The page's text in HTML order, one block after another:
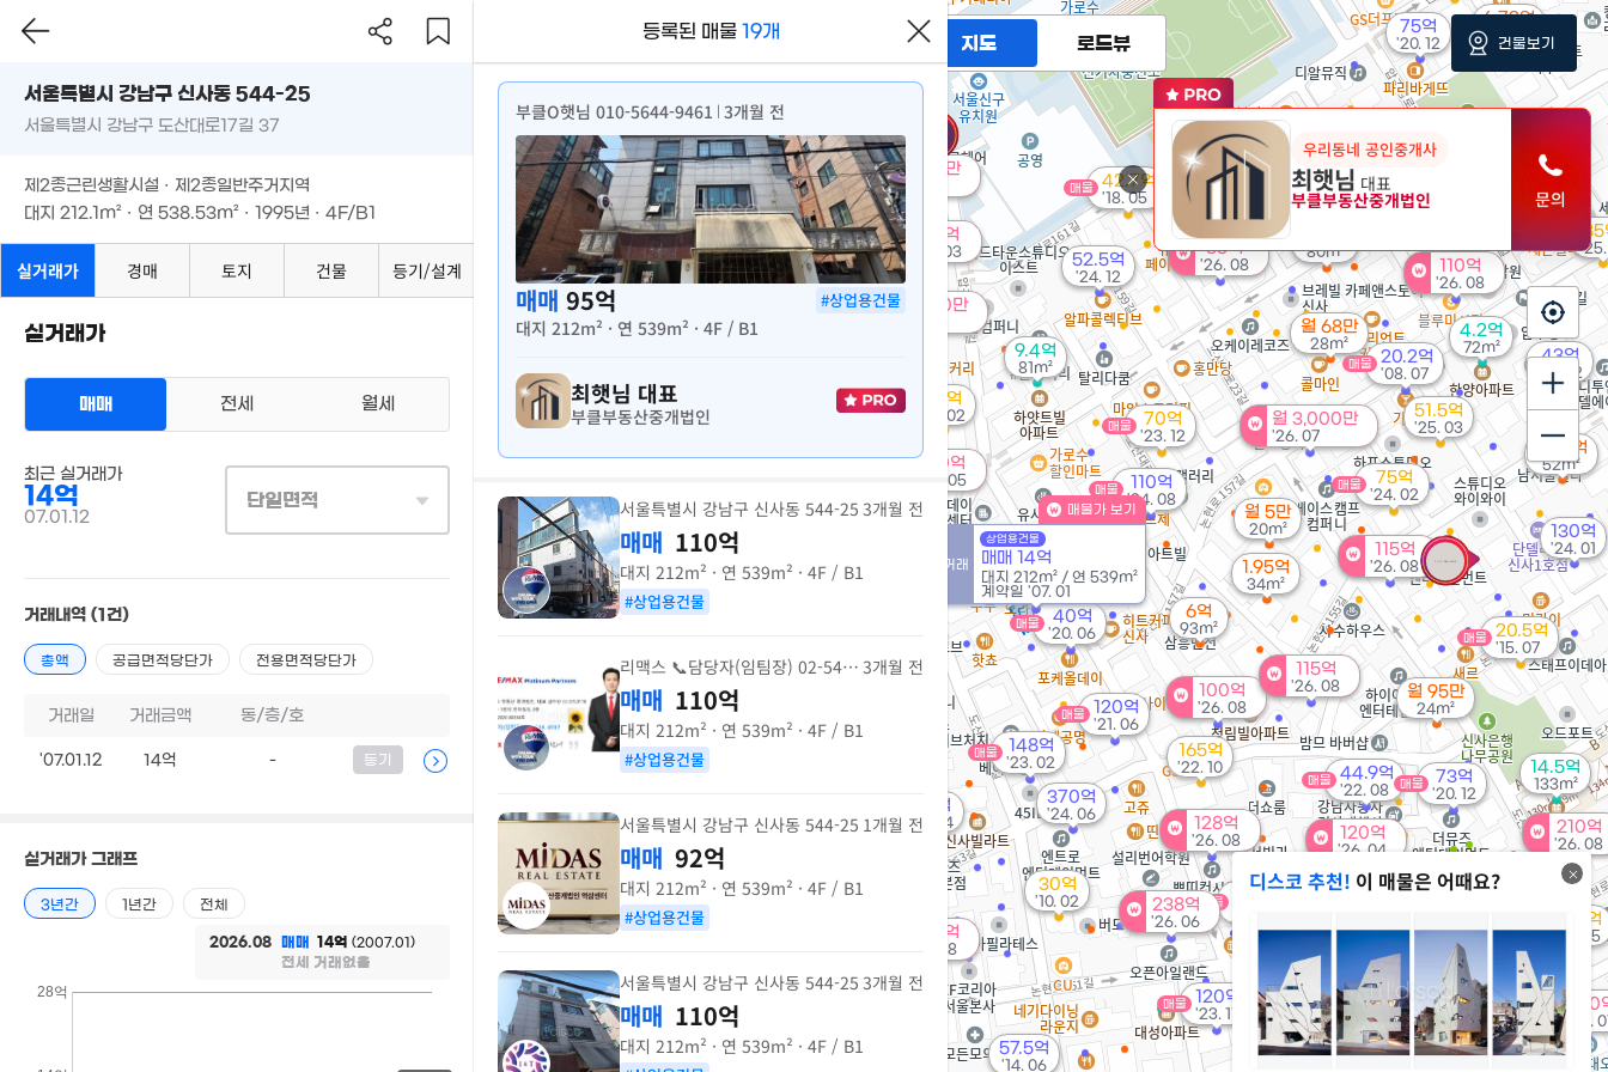
210억
'26. 08
75억
'24. 02
매물
260억
85억
'26. 08
20.2억
'08. 07
매물
170억
'26. 08
400억
'26. 08
42.7억
'18. 05
매물
64.33억
345m²
매물
1.87억
0m²
매물
360억
'26. 08
100억
'26. 08
20.5억
'15. 07
매물
115억
'26. 08
'21. 02
148억
'23. 02
매물
110억
'24. 08
매물
84.5억
매물
115억
'26. 08
128억
'26. 08
42m²
매물
73억
'26. 08
'26. 08
110억
'26. 08
120억
57억
70억
'23. 12
매물
44.9억
'22. 08
매물
40억
'20. 06
매물
월 3,000만
'26. 07
49.5억
'25. 01
매물
51억
'09. 08
매물
월 5만
20m²
147억
950
'26.
235억
120억
'21. 06
매물
2.5억
41m²
매물
월 600만
238억
'26. 06
75억
월 139만
61m²
45.8억
'15. 03
매물
170억
'26. 05
'11. 02
매물
'23. 10
6억
93m²
2.62억
52m²
73억
'20. 12
매물
71억
'26. 04
매물
월 500만
180m²
120억
'26. 04
월 68만
28m²
185억
'26. 03
170억
'26. 03
9.4억
81m²
'22. 04
매물가 보기
실거래
상업용건물
매매 14억
대지 212m² / 연 539m²
계약일 '07. 01
35억
'10. 12
80m²
매물
120억
'23. 11
매물
'25. 11
월 95만
24m²
'25.
6.72억
101m²
46m² 125억
'25. 04
51.5억
'25. 03
52.5억
'24. 12
370억
'24. 06
130억
'24. 01
1.95억
34m²
165억
'22. 10
13억
183m²
'21. 01
75억
'20. 12
14.5억
133m²
205.5억
'20. 07
'17. 01
30.8억
4.2억
72m²
57.5억
'14. 06
12.9억
'14. 05
85억
'14. 02
31.7억
'13. 02
30억
'10. 02
60억
43억
'07. 02
디스코 추천! 이 매물은 어때요?
우리동네 공인중개사
최햇님 대표
부클부동산중개법인
지도 로드뷰
지도
측정
m
총액
매물만 보기 건물보기
등록된 매물 19개
부클O햇님 010-5644-9461 | 3개월 전
매매 95억 #상업용건물
대지 212m² · 연 539m² · 4F / B1
최햇님 대표
부클부동산중개법인
서울특별시 강남구 신사동 544-25 3개월 전
매매 110억
대지 212m² · 연 539m² · 4F / B1
#상업용건물
리맥스 📞담당자(임팀장) 02-543-6737 3개월 전
매매 110억
대지 212m² · 연 539m² · 4F / B1
#상업용건물
서울특별시 강남구 신사동 544-25 1개월 전
매매 92억
대지 212m² · 연 539m² · 4F / B1
#상업용건물
서울특별시 강남구 신사동 544-25 3개월 전
매매 110억
대지 212m² · 연 539m² · 4F / B1
서울특별시 강남구 신사동 544-25
서울특별시 강남구 도산대로17길 37
제2종근린생활시설 · 제2종일반주거지역
대지 212.1m² · 연 538.53m² · 1995년 · 4F/B1
실거래가 경매 토지 건물 등기/설계
실거래가
매매 전세 월세
최근 실거래가
14억
07.01.12
단일면적
거래내역 (1건)
총액 공급면적당단가 전용면적당단가
거래일 거래금액 동/층/호
'07.01.12 14억 - 등기
실거래가 그래프
3년간 1년간 전체
2026.08 매매 14억 (2007.01)
전세 거래없음
28억